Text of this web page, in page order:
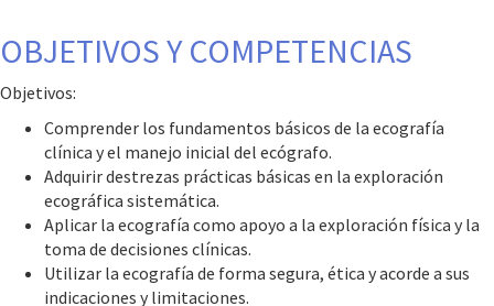
OBJETIVOS Y COMPETENCIAS
Objetivos:
Comprender los fundamentos básicos de la ecografía
clínica y el manejo inicial del ecógrafo.
Adquirir destrezas prácticas básicas en la exploración
ecográfica sistemática.
Aplicar la ecografía como apoyo a la exploración física y la
toma de decisiones clínicas.
Utilizar la ecografía de forma segura, ética y acorde a sus
indicaciones y limitaciones.